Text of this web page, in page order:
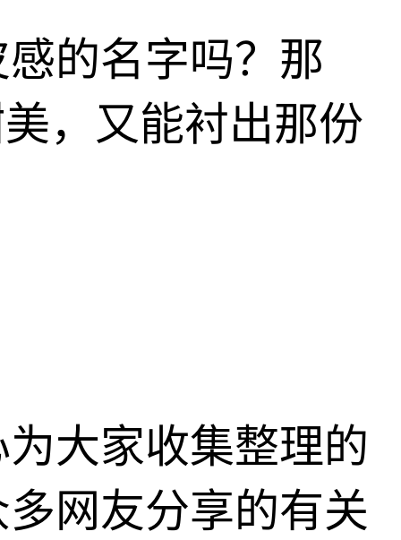
的名字吗？那
，又能衬出那份
大家收集整理的
网友分享的有关